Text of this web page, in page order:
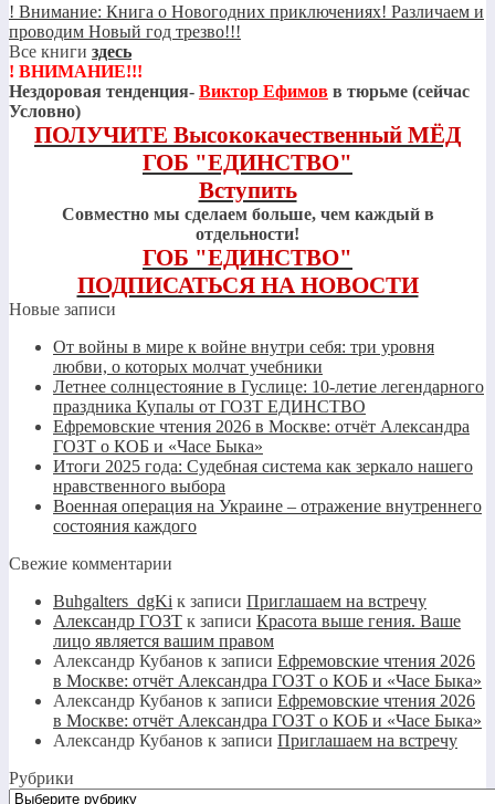
! Внимание: Книга о Новогодних приключениях! Различаем и
проводим Новый год трезво!!!
Все книги здесь
! ВНИМАНИЕ!!!
Нездоровая тенденция- Виктор Ефимов в тюрьме (сейчас
Условно)
ПОЛУЧИТЕ Высококачественный МЁД
ГОБ "ЕДИНСТВО"
Вступить
Совместно мы сделаем больше, чем каждый в
отдельности!
ГОБ "ЕДИНСТВО"
ПОДПИСАТЬСЯ НА НОВОСТИ
Новые записи
От войны в мире к войне внутри себя: три уровня
любви, о которых молчат учебники
Летнее солнцестояние в Гуслице: 10-летие легендарного
праздника Купалы от ГОЗТ ЕДИНСТВО
Ефремовские чтения 2026 в Москве: отчёт Александра
ГОЗТ о КОБ и «Часе Быка»
Итоги 2025 года: Судебная система как зеркало нашего
нравственного выбора
Военная операция на Украине – отражение внутреннего
состояния каждого
Свежие комментарии
Buhgalters_dgKi к записи Приглашаем на встречу
Александр ГОЗТ к записи Красота выше гения. Ваше
лицо является вашим правом
Александр Кубанов к записи Ефремовские чтения 2026
в Москве: отчёт Александра ГОЗТ о КОБ и «Часе Быка»
Александр Кубанов к записи Ефремовские чтения 2026
в Москве: отчёт Александра ГОЗТ о КОБ и «Часе Быка»
Александр Кубанов к записи Приглашаем на встречу
Рубрики
Рубрики